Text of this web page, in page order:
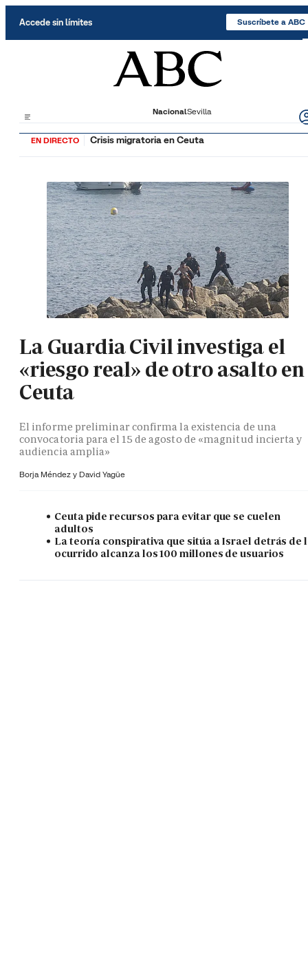
Accede sin límites Suscríbete a ABC
NacionalSevilla
EN DIRECTO Crisis migratoria en Ceuta
La Guardia Civil investiga el
«riesgo real» de otro asalto en
Ceuta
El informe preliminar confirma la existencia de una
convocatoria para el 15 de agosto de «magnitud incierta y
audiencia amplia»
Borja Méndez y David Yagüe
Ceuta pide recursos para evitar que se cuelen
adultos
La teoría conspirativa que sitúa a Israel detrás de
ocurrido alcanza los 100 millones de usuarios